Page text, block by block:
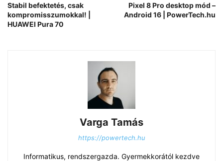
Stabil befektetés, csak
kompromisszumokkal! |
HUAWEI Pura 70
Pixel 8 Pro desktop mód –
Android 16 | PowerTech.hu
Varga Tamás
https://powertech.hu
Informatikus, rendszergazda. Gyermekkorától kezdve